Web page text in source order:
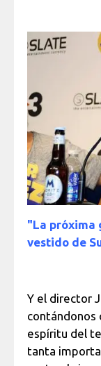
"La próxima
vestido de
Y el director
contándonos
espíritu del
tanta